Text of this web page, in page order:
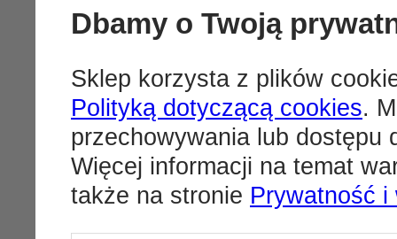
Dbamy o Twoją
Sklep korzysta z plików
Polityką dotyczącą cookies.
przechowywania lub dostępu
Więcej informacji na temat
także na stronie Prywatność i